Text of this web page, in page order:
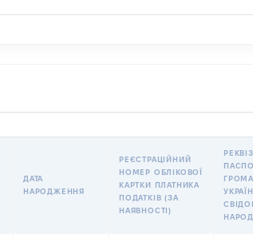
ДАТА
НАРОДЖЕННЯ
РЕЄСТРАЦІЙНИЙ
НОМЕР ОБЛІКОВОЇ
КАРТКИ ПЛАТНИКА
ПОДАТКІВ (ЗА
НАЯВНОСТІ)